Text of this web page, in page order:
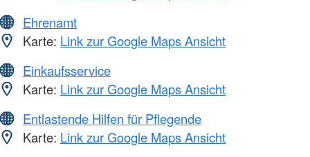
Ehrenamt
Karte: Link zur Google Maps Ansicht
Einkaufsservice
Karte: Link zur Google Maps Ansicht
Entlastende Hilfen für Pflegende
Karte: Link zur Google Maps Ansicht